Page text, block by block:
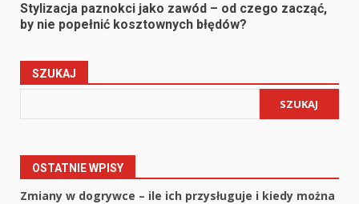
Stylizacja paznokci jako zawód – od czego zacząć,
by nie popełnić kosztownych błędów?
SZUKAJ
SZUKAJ
OSTATNIE WPISY
Zmiany w dogrywce – ile ich przysługuje i kiedy można